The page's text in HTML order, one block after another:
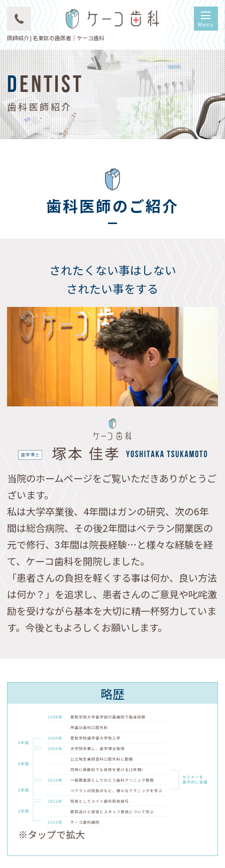
医師紹介 | 名東区の歯医者｜ケーコ歯科
DENTIST
歯科医師紹介
歯科医師のご紹介
されたくない事はしない
されたい事をする
当院のホームページをご覧いただきありがとうご
ざいます。
私は大学卒業後、4年間はガンの研究、次の6年
間は総合病院、その後2年間はベテラン開業医の
元で修行、3年間は院長経験…と様々な経験を経
て、ケーコ歯科を開院しました。
「患者さんの負担を軽くする事は何か、良い方法
は何か？」を追求し、患者さんのご意見や叱咤激
励を受けながら基本を大切に精一杯努力していま
す。今後ともよろしくお願いします。
略歴
※タップで拡大